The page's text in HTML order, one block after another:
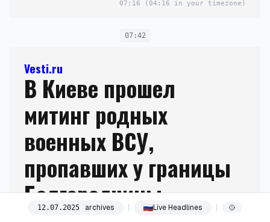
07:16 (04:16 in your timezone)
07:42
Vesti.ru
В Киеве прошел
митинг родных
военных ВСУ,
пропавших у границы
Белгородчины
12.07.2025 archives Live Headlines